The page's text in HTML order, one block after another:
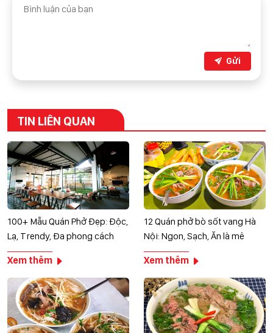
Gửi
TIN LIÊN QUAN
100+ Mẫu Quán Phở Đẹp: Độc,
Lạ, Trendy, Đa phong cách
Xem thêm
12 Quán phở bò sốt vang Hà
Nội: Ngon, Sạch, Ăn là mê
Xem thêm